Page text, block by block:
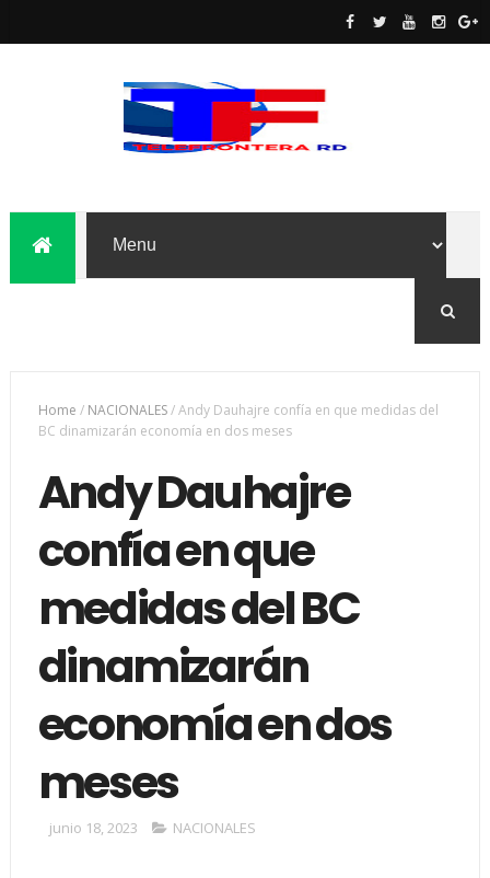
Home / NACIONALES/Andy Dauhajre confía en que medidas del
BC dinamizarán economía en dos meses
Andy Dauhajre
confía en que
medidas del BC
dinamizarán
economía en dos
meses
junio 18, 2023 NACIONALES